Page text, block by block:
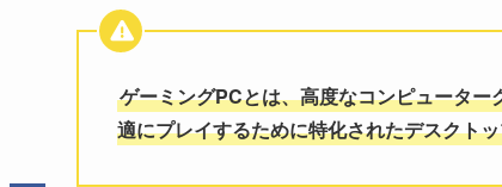
ゲーミングPCとは、高度なコンピュータ
適にプレイするために特化されたデスクト